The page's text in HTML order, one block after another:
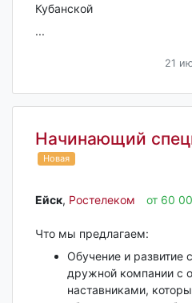
Кубанской
...
21
Начинающий
Новая
Ейск‎, Ростелеком от 60
Что мы предлагаем:
Обучение и развитие
дружной компании с
наставниками,